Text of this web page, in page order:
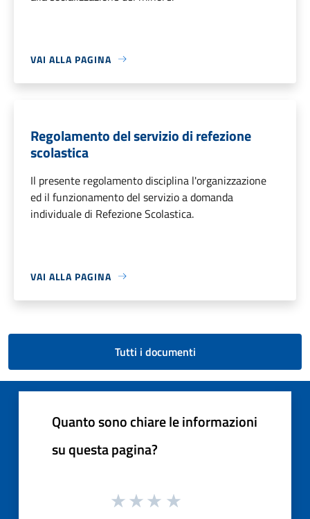
VAI ALLA PAGINA
Regolamento del servizio di refezione
scolastica
Il presente regolamento disciplina l'organizzazione
ed il funzionamento del servizio a domanda
individuale di Refezione Scolastica.
VAI ALLA PAGINA
Tutti i documenti
Quanto sono chiare le informazioni
su questa pagina?